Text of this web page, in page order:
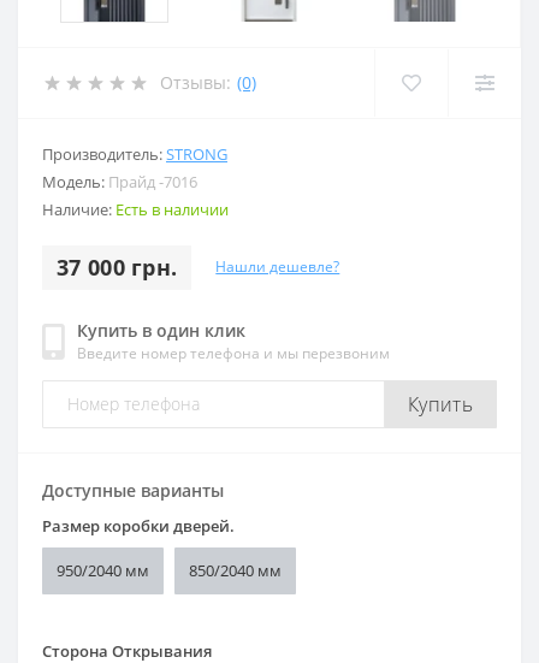
Отзывы: (0)
Производитель:STRONG
Модель: Прайд -7016
Наличие: Есть в наличии
37 000 грн. Нашли дешевле?
Купить в один клик
Введите номер телефона и мы перезвоним
Купить
Доступные варианты
Размер коробки дверей.
950/2040 мм 850/2040 мм
Сторона Открывания